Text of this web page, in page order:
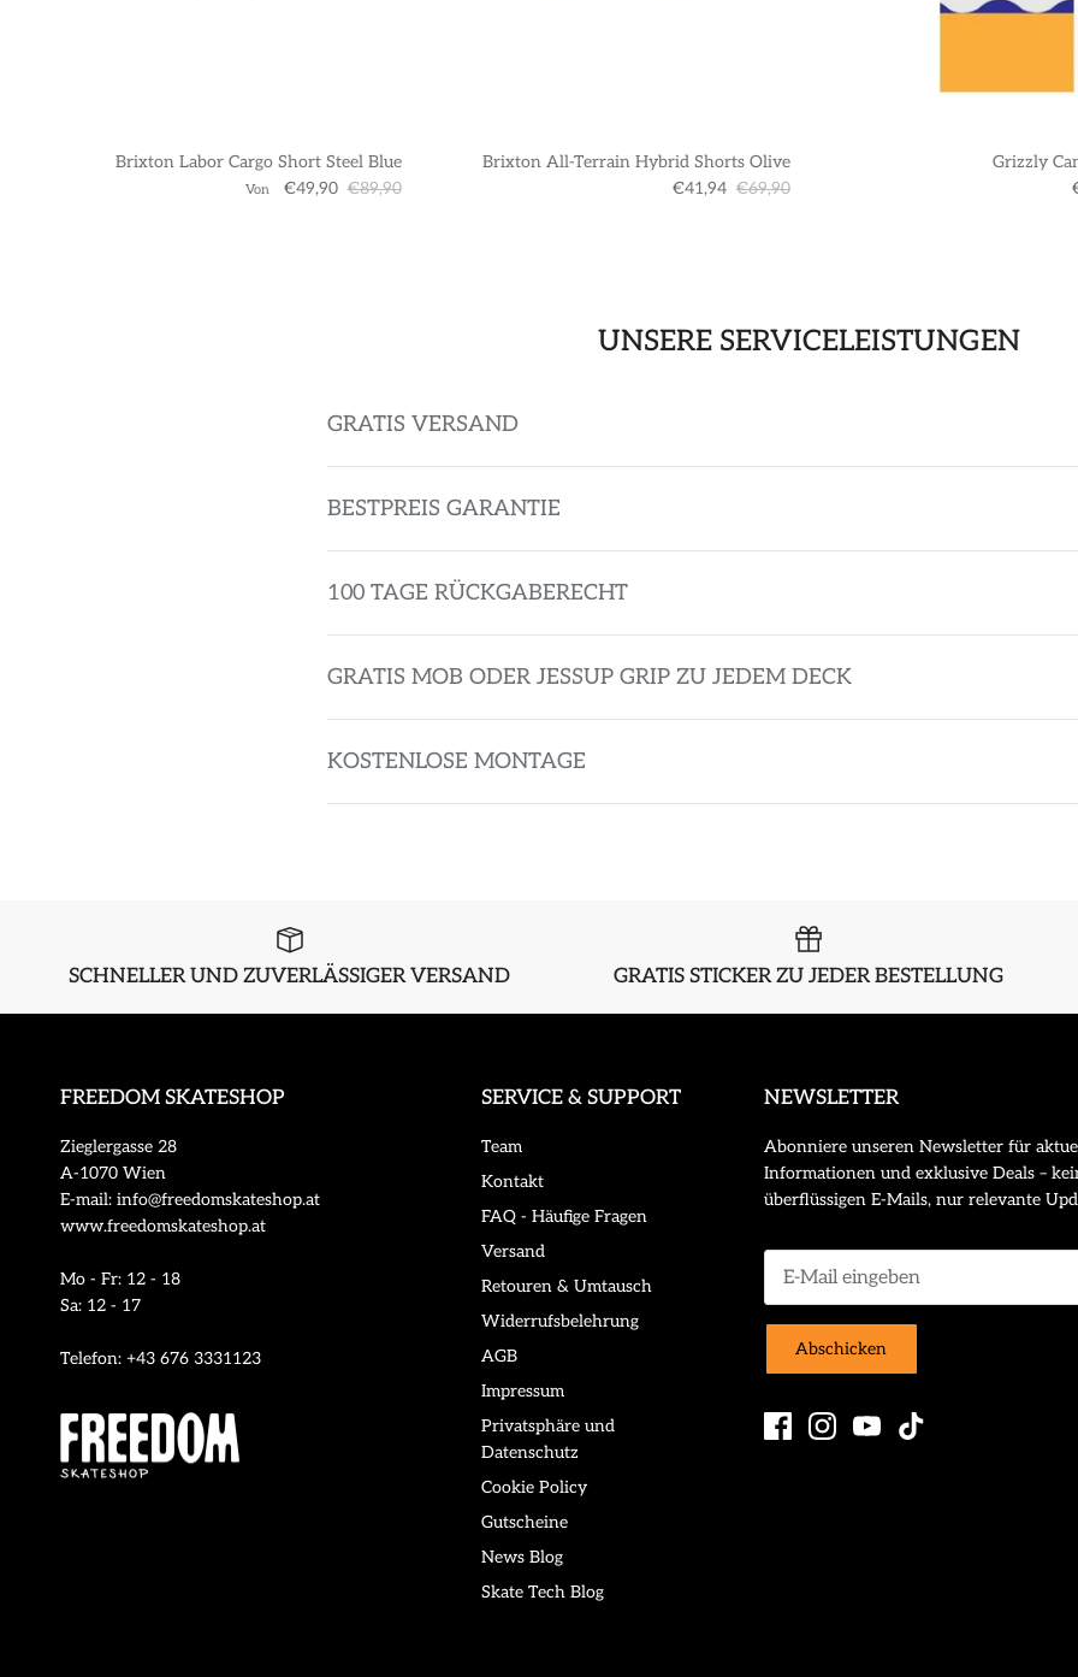
Brixton Labor Cargo Short Steel Blue
Von €49,90 €89,90
Brixton All-Terrain Hybrid Shorts Olive
€41,94 €69,90
Grizzly
UNSERE SERVICELEISTUNGEN
GRATIS VERSAND
BESTPREIS GARANTIE
100 TAGE RÜCKGABERECHT
GRATIS MOB ODER JESSUP GRIP ZU JEDEM DECK
KOSTENLOSE MONTAGE
SCHNELLER UND ZUVERLÄSSIGER VERSAND GRATIS STICKER ZU JEDER BESTELLUNG
FREEDOM SKATESHOP
Zieglergasse 28
A-1070 Wien
E-mail: info@freedomskateshop.at
www.freedomskateshop.at
Mo - Fr: 12 - 18
Sa: 12 - 17
Telefon: +43 676 3331123
SERVICE & SUPPORT
Team
Kontakt
FAQ - Häufige Fragen
Versand
Retouren & Umtausch
Widerrufsbelehrung
AGB
Impressum
Privatsphäre und
Datenschutz
Cookie Policy
Gutscheine
News Blog
Skate Tech Blog
NEWSLETTER
Abonniere unseren Newsletter für
Informationen und exklusive Deals –
überflüssigen E-Mails, nur relevante
Abschicken